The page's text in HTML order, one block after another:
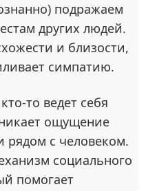
подражаем
других людей.
и близости,
симпатию.
то ведет себя
ощущение
рядом с человеком.
социального
помогает